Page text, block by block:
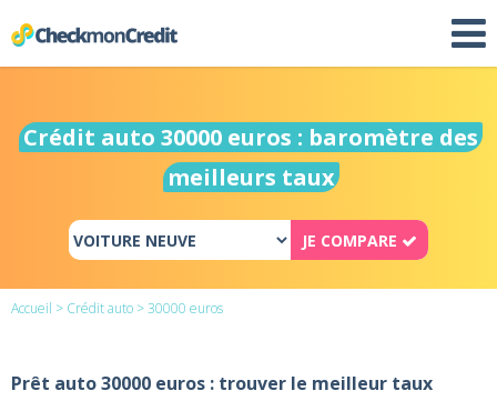
Crédit auto 30000 euros : baromètre des
meilleurs taux
JE COMPARE
Accueil > Crédit auto > 30000 euros
Prêt auto 30000 euros : trouver le meilleur taux